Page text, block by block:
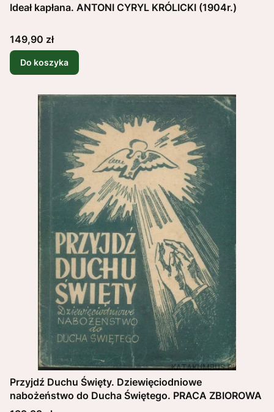
Ideał kapłana. ANTONI CYRYL KRÓLICKI (1904r.)
Cena
149,90 zł
Do koszyka
Przyjdź Duchu Święty. Dziewięciodniowe
nabożeństwo do Ducha Świętego. PRACA ZBIOROWA